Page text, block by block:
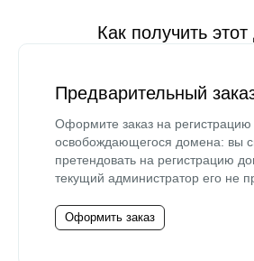
Как получить
Предварительный
Оформите заказ на регистрацию
освобождающегося домена: вы
претендовать на регистрацию
текущий администратор его не
Оформить заказ